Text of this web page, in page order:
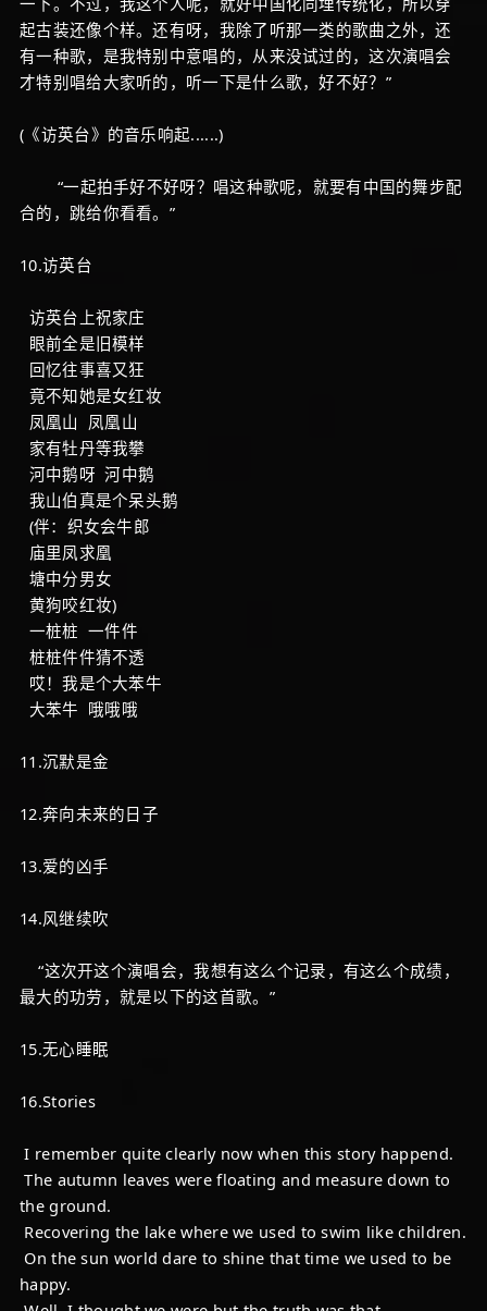
起古装还像个样。还有呀，我除了听那一类的歌曲之外，还
有一种歌，是我特别中意唱的，从来没试过的，这次演唱会
才特别唱给大家听的，听一下是什么歌，好不好？”
(《访英台》的音乐响起......)
“一起拍手好不好呀？唱这种歌呢，就要有中国的舞步配
合的，跳给你看看。”
10.访英台
访英台上祝家庄
眼前全是旧模样
回忆往事喜又狂
竟不知她是女红妆
凤凰山 凤凰山
家有牡丹等我攀
河中鹅呀 河中鹅
我山伯真是个呆头鹅
(伴：织女会牛郎
庙里凤求凰
塘中分男女
黄狗咬红妆)
一桩桩 一件件
桩桩件件猜不透
哎！我是个大苯牛
大苯牛 哦哦哦
11.沉默是金
12.奔向未来的日子
13.爱的凶手
14.风继续吹
“这次开这个演唱会，我想有这么个记录，有这么个成绩，
最大的功劳，就是以下的这首歌。”
15.无心睡眠
16.Stories
I remember quite clearly now when this story happend.
The autumn leaves were floating and measure down to
the ground.
Recovering the lake where we used to swim like children.
On the sun world dare to shine that time we used to be
happy.